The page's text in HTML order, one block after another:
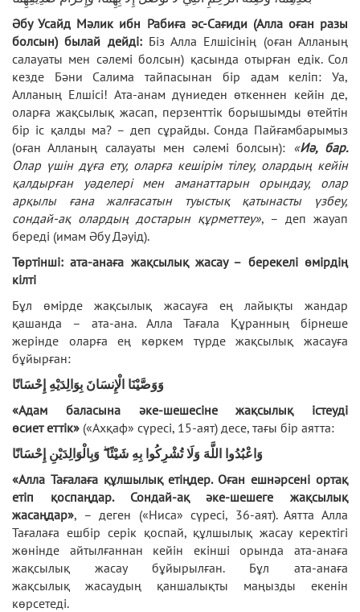
Әбу Усайд Мәлик ибн Рабиға әс-Сағиди (Алла оған разы
болсын) былай дейді:Біз Алла Елшісінің (оған Алланың
салауаты мен сәлемі болсын) қасында отырған едік. Сол
кезде Бәни Салима тайпасынан бір адам келіп: Уа,
Алланың Елшісі! Ата-анам дүниеден өткеннен кейін де,
оларға жақсылық жасап, перзенттік борышымды өтейтін
бір іс қалды ма? – деп сұрайды. Сонда Пайғамбарымыз
(оған Алланың салауаты мен сәлемі болсын): «Иә, бар.
Олар үшін дұға ету, оларға кешірім тілеу, олардың кейін
қалдырған уәделері мен аманаттарын орындау, олар
арқылы ғана жалғасатын туыстық қатынасты үзбеу,
сондай-ақ олардың достарын құрметтеу», – деп жауап
береді (имам Әбу Дәуід).
Төртінші: ата-анаға жақсылық жасау – берекелі өмірдің
кілті
Бұл өмірде жақсылық жасауға ең лайықты жандар
қашанда – ата-ана. Алла Тағала Құранның бірнеше
жерінде оларға ең көркем түрде жақсылық жасауға
бұйырған:
وَوَصَّيْنَا الْإِنسَانَ بِوَالِدَيْهِ إِحْسَانًا
«Адам баласына әке-шешесіне жақсылық істеуді
өсиет еттік» («Ахқаф» сүресі, 15-аят) десе, тағы бір аятта:
وَاعْبُدُوا اللَّهَ وَلَا تُشْرِكُوا بِهِ شَيْئًا ۖ وَبِالْوَالِدَيْنِ إِحْسَانًا
«Алла Тағалаға құлшылық етіңдер. Оған ешнәрсені ортақ
етіп қоспаңдар. Сондай-ақ әке-шешеге жақсылық
жасаңдар», – деген («Ниса» сүресі, 36-аят). Аятта Алла
Тағалаға ешбір серік қоспай, құлшылық жасау керектігі
жөнінде айтылғаннан кейін екінші орында ата-анаға
жақсылық жасау бұйырылған. Бұл ата-анаға
жақсылық жасаудың қаншалықты маңызды екенін
көрсетеді.